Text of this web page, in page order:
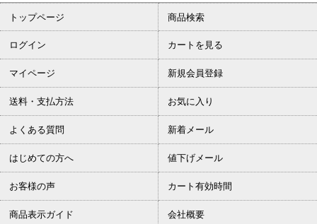
トップページ 商品検索
ログイン カートを見る
マイページ 新規会員登録
送料・支払方法 お気に入り
よくある質問 新着メール
はじめての方へ 値下げメール
お客様の声 カート有効時間
商品表示ガイド 会社概要